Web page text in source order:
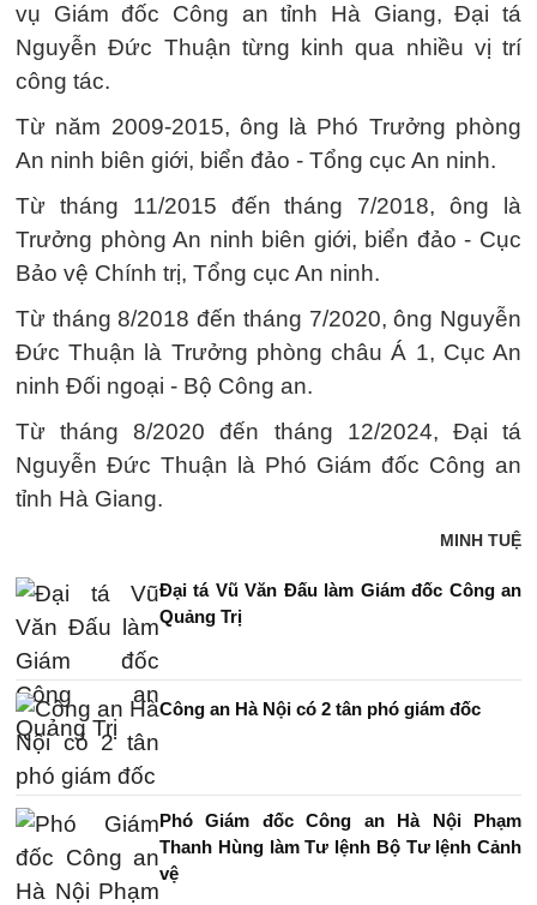
vụ Giám đốc Công an tỉnh Hà Giang, Đại tá
Nguyễn Đức Thuận từng kinh qua nhiều vị trí
công tác.
Từ năm 2009-2015, ông là Phó Trưởng phòng
An ninh biên giới, biển đảo - Tổng cục An ninh.
Từ tháng 11/2015 đến tháng 7/2018, ông là
Trưởng phòng An ninh biên giới, biển đảo - Cục
Bảo vệ Chính trị, Tổng cục An ninh.
Từ tháng 8/2018 đến tháng 7/2020, ông Nguyễn
Đức Thuận là Trưởng phòng châu Á 1, Cục An
ninh Đối ngoại - Bộ Công an.
Từ tháng 8/2020 đến tháng 12/2024, Đại tá
Nguyễn Đức Thuận là Phó Giám đốc Công an
tỉnh Hà Giang.
MINH TUỆ
Đại tá Vũ Văn Đấu làm Giám đốc Công an
Quảng Trị
Công an Hà Nội có 2 tân phó giám đốc
Phó Giám đốc Công an Hà Nội Phạm
Thanh Hùng làm Tư lệnh Bộ Tư lệnh Cảnh
vệ